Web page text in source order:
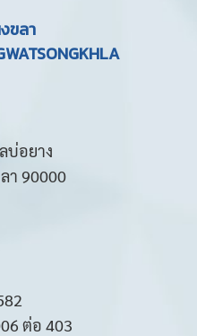
ขลา
บ่อยาง
า 90000
ต่อ 403